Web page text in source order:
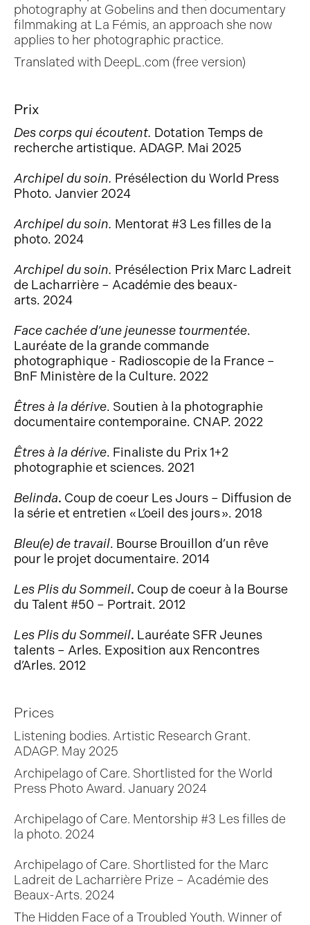
photography at Gobelins and then documentary
filmmaking at La Fémis, an approach she now
applies to her photographic practice.
Translated with DeepL.com (free version)
Prix
Des corps qui écoutent. Dotation Temps de
recherche artistique. ADAGP. Mai 2025
Archipel du soin. Présélection du World Press
Photo. Janvier 2024
Archipel du soin. Mentorat #3 Les filles de la
photo. 2024
Archipel du soin. Présélection Prix Marc Ladreit
de Lacharrière – Académie des beaux-
arts. 2024
Face cachée d’une jeunesse tourmentée.
Lauréate de la grande commande
photographique - Radioscopie de la France –
BnF Ministère de la Culture. 2022
Êtres à la dérive. Soutien à la photographie
documentaire contemporaine. CNAP. 2022
Êtres à la dérive. Finaliste du Prix 1+2
photographie et sciences. 2021
Belinda. Coup de coeur Les Jours – Diffusion de
la série et entretien « L’oeil des jours ». 2018
Bleu(e) de travail. Bourse Brouillon d’un rêve
pour le projet documentaire. 2014
Les Plis du Sommeil. Coup de coeur à la Bourse
du Talent #50 – Portrait. 2012
Les Plis du Sommeil. Lauréate SFR Jeunes
talents – Arles. Exposition aux Rencontres
d’Arles. 2012
Prices
Listening bodies. Artistic Research Grant.
ADAGP. May 2025
Archipelago of Care. Shortlisted for the World
Press Photo Award. January 2024
Archipelago of Care. Mentorship #3 Les filles de
la photo. 2024
Archipelago of Care. Shortlisted for the Marc
Ladreit de Lacharrière Prize – Académie des
Beaux-Arts. 2024
The Hidden Face of a Troubled Youth. Winner of